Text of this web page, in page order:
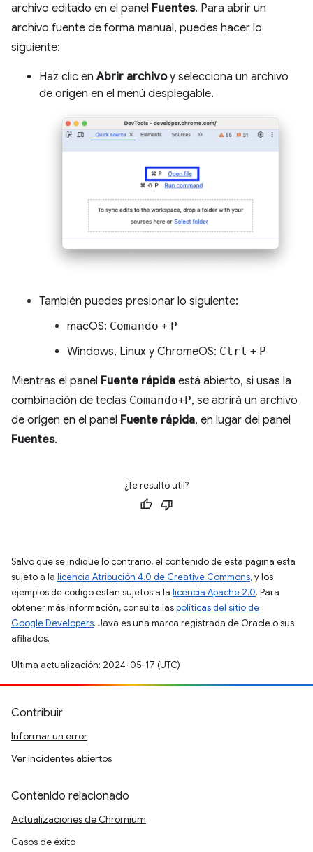
archivo editado en el panel Fuentes. Para abrir un
archivo fuente de forma manual, puedes hacer lo
siguiente:
Haz clic enAbrir archivoy selecciona un archivo
de origen en el menú desplegable.
También puedes presionar lo siguiente:
macOS: Comando + P
Windows, Linux y ChromeOS: Ctrl + P
Mientras el panel Fuente rápida está abierto, si usas la
combinación de teclas Comando+ P, se abrirá un archivo
de origen en el panel Fuente rápida, en lugar del panel
Fuentes.
¿Te resultó útil?
Salvo que se indique lo contrario, el contenido de esta página está
sujeto a la licencia Atribución 4.0 de Creative Commons, y los
ejemplos de código están sujetos a la licencia Apache 2.0. Para
obtener más información, consulta laspolíticas del sitio de
Google Developers. Java es una marca registrada de Oracle o sus
afiliados.
Última actualización: 2024-05-17 (UTC)
Contribuir
Informar un error
Ver incidentes abiertos
Contenido relacionado
Actualizaciones de Chromium
Casos de éxito